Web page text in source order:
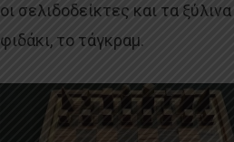
οι σελιδοδείκτες και τα
φιδάκι, το τάγκραμ.